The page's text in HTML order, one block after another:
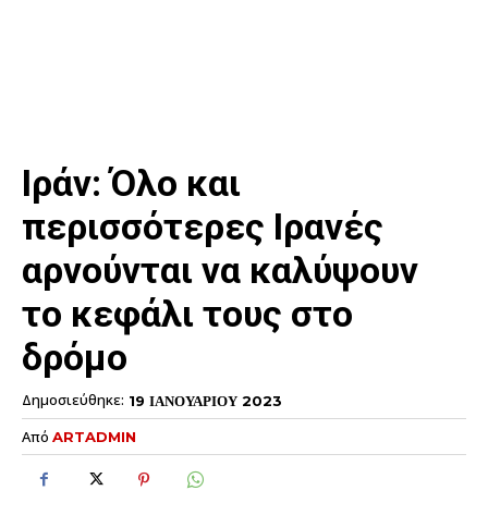
Ιράν: Όλο και
περισσότερες Ιρανές
αρνούνται να καλύψουν
το κεφάλι τους στο
δρόμο
Δημοσιεύθηκε: 19 ΙΑΝΟΥΑΡΙΟΥ 2023
Από ARTADMIN